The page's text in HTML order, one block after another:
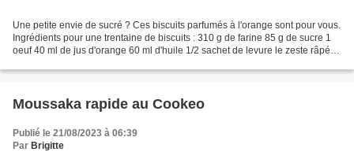
Une petite envie de sucré ? Ces biscuits parfumés à l'orange sont pour vous.
Ingrédients pour une trentaine de biscuits : 310 g de farine 85 g de sucre 1
oeuf 40 ml de jus d'orange 60 ml d'huile 1/2 sachet de levure le zeste râpé
Moussaka rapide au Cookeo
Publié le 21/08/2023 à 06:39
Par Brigitte